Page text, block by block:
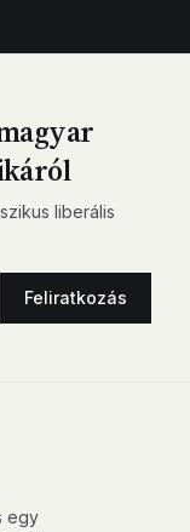
liberális
Feliratkozás
egy